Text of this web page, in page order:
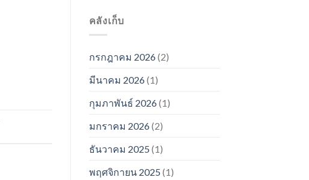
คลังเก็บ
กรกฎาคม 2026(2)
มีนาคม 2026(1)
กุมภาพันธ์ 2026(1)
มกราคม 2026(2)
ธันวาคม 2025 (1)
พฤศจิกายน 2025 (1)